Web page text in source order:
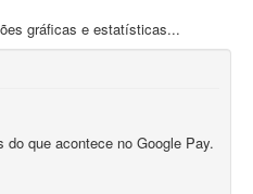
gráficas e estatísticas...
que acontece no Google Pay.